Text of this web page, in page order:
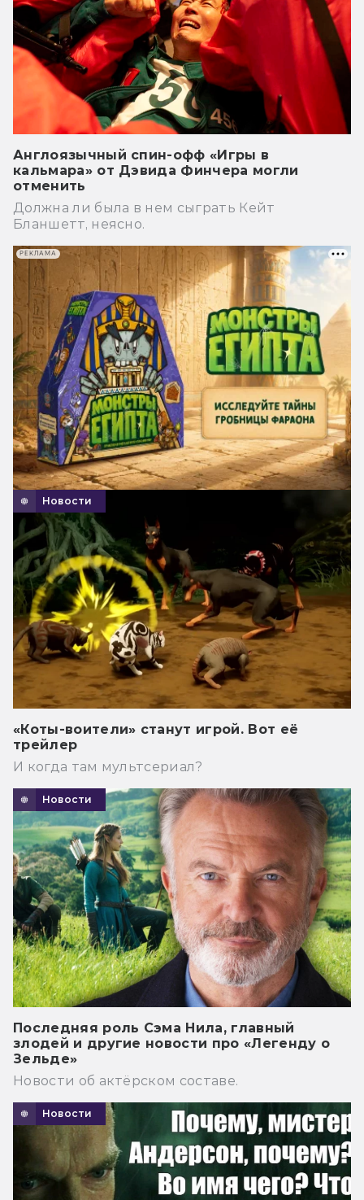
Англоязычный спин-офф «Игры в
кальмара» от Дэвида Финчера могли
отменить
Должна ли была в нем сыграть Кейт
Бланшетт, неясно.
Новости
«Коты-воители» станут игрой. Вот её
трейлер
И когда там мультсериал?
Новости
Последняя роль Сэма Нила, главный
злодей и другие новости про «Легенду о
Зельде»
Новости об актёрском составе.
Новости
РЕКЛАМА